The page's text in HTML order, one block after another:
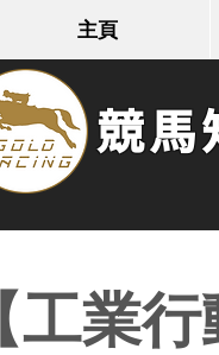
主頁
競
工業